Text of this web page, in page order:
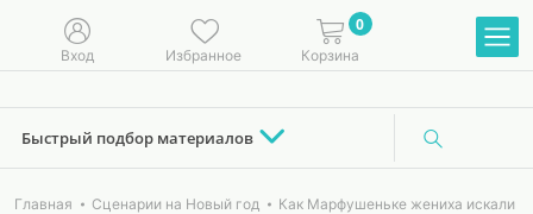
Вход Избранное
0
Корзина
Быстрый подбор материалов
Главная Сценарии на Новый год Как Марфушеньке жениха искали